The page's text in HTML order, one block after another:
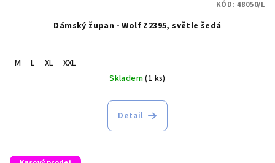
Dámský župan - Wolf Z2395, světle šedá
M L XL
XXL
Skladem(1 ks)
Detail
KÓD:48050/L